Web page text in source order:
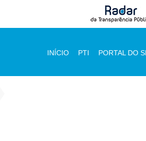
INÍCIO PTI PORTAL DO